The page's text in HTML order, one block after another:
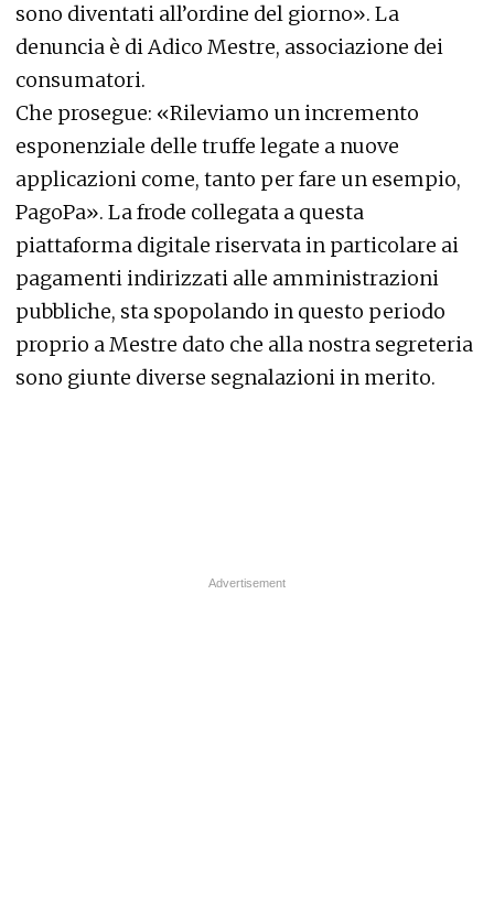
sono diventati all’ordine del giorno». La
denuncia è di Adico Mestre, associazione dei
consumatori.
Che prosegue: «Rileviamo un incremento
esponenziale delle truffe legate a nuove
applicazioni come, tanto per fare un esempio,
PagoPa». La frode collegata a questa
piattaforma digitale riservata in particolare ai
pagamenti indirizzati alle amministrazioni
pubbliche, sta spopolando in questo periodo
proprio a Mestre dato che alla nostra segreteria
sono giunte diverse segnalazioni in merito.